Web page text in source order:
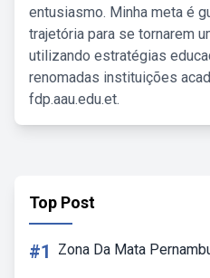
entusiasmo. Minha meta é
trajetória para se tornarem
utilizando estratégias
renomadas instituições
fdp.aau.edu.et.
Top Post
#1 Zona Da Mata